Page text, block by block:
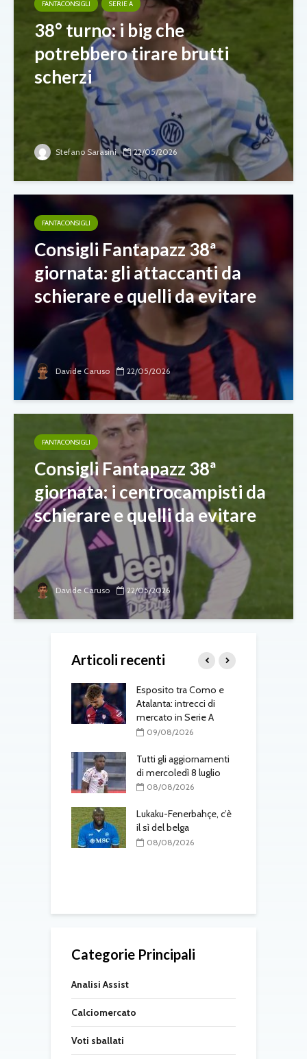
FANTACONSIGLI SERIE A
38° turno: i big che
potrebbero tirare brutti
scherzi
Stefano Sarasini 22/05/2026
FANTACONSIGLI
Consigli Fantapazz 38ª
giornata: gli attaccanti da
schierare e quelli da evitare
Davide Caruso 22/05/2026
FANTACONSIGLI
Consigli Fantapazz 38ª
giornata: i centrocampisti da
schierare e quelli da evitare
Davide Caruso 22/05/2026
Articoli recenti
Esposito tra Como e
Atalanta: intrecci di
mercato in Serie A
09/08/2026
Tutti gli aggiornamenti
di mercoledì 8 luglio
08/08/2026
Lukaku-Fenerbahçe, c’è
il sì del belga
08/08/2026
Categorie Principali
Analisi Assist
Calciomercato
Voti sballati